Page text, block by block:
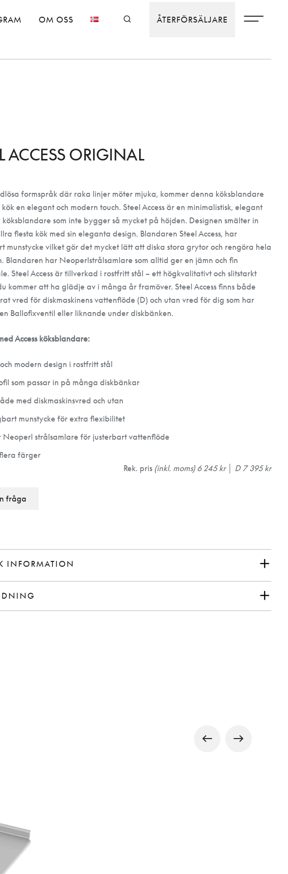
OM OSS ÅTERFÖRSÄLJARE
ACCESS ORIGINAL
formspråk där raka linjer möter mjuka, kommer denna köksblandare
en elegant och modern touch. Steel Access är en minimalistisk, elegant
köksblandare som inte bygger så mycket på höjden. Designen smälter in
flesta kök med sin eleganta design. Blandaren Steel Access, har
munstycke vilket gör det mycket lätt att diska stora grytor och rengöra hela
Blandaren har Neoperlstrålsamlare som alltid ger en jämn och fin
Steel Access är tillverkad i rostfritt stål – ett högkvalitativt och slitstarkt
kommer att ha glädje av i många år framöver. Steel Access finns både
vred för diskmaskinens vattenflöde (D) och utan vred för dig som har
Ballofixventil eller liknande under diskbänken.
Access köksblandare:
modern design i rostfritt stål
som passar in på många diskbänkar
med diskmaskinsvred och utan
munstycke för extra flexibilitet
Neoperl strålsamlare för justerbart vattenflöde
färger
Rek. pris (inkl. moms) 6 245 kr │ D 7 395 kr
fråga
INFORMATION